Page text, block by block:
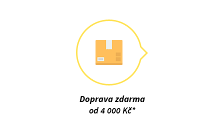
Doprava zdarma
od 4 000 Kč*